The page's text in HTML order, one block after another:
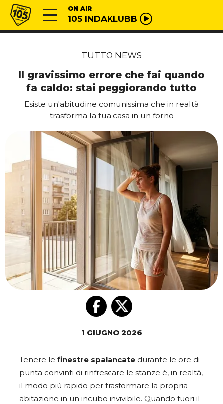
Vai al contenuto
Radio 105 ON AIR
105 INDAKLUBB
TUTTO NEWS
Il gravissimo errore che fai quando
fa caldo: stai peggiorando tutto
Esiste un'abitudine comunissima che in realtà
trasforma la tua casa in un forno
1 GIUGNO 2026
Tenere le finestre spalancate durante le ore di
punta convinti di rinfrescare le stanze è, in realtà,
il modo più rapido per trasformare la propria
abitazione in un incubo invivibile. Quando fuori il